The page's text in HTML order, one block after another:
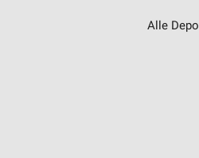
Alle
Messung der Performance von